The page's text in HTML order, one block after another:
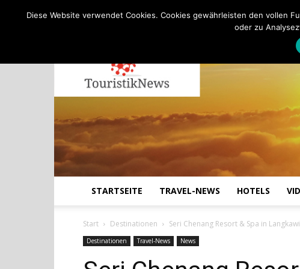
STARTSEITE TRAVEL-NEWS HOTELS
Start Destinationen Seri Chenang Resort & Spa in
Destinationen Travel-News News
Diese Website verwendet Cookies. Cookies gewährleisten den vollen
oder zu